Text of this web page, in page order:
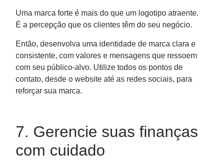
Uma marca forte é mais do que um logotipo atraente.
É a percepção que os clientes têm do seu negócio.
Então, desenvolva uma identidade de marca clara e
consistente, com valores e mensagens que ressoem
com seu público-alvo. Utilize todos os pontos de
contato, desde o website até as redes sociais, para
reforçar sua marca.
7. Gerencie suas finanças
com cuidado